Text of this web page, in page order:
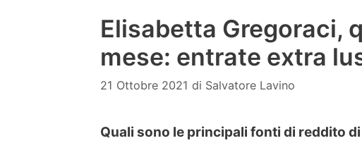
Elisabetta Gregoraci,
mese: entrate extra
21 Ottobre 2021 di Salvatore Lavino
Quali sono le principali fonti di reddito